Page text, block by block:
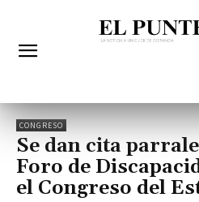
CONGRESO
Se dan cita
Foro de
el Congreso del